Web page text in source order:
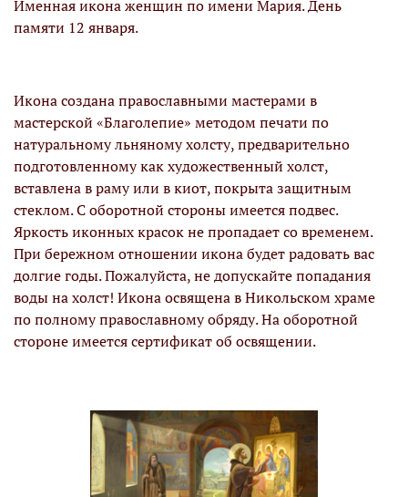
Именная икона женщин по имени Мария. День
памяти 12 января.
Икона создана православными мастерами в
мастерской «Благолепие» методом печати по
натуральному льняному холсту, предварительно
подготовленному как художественный холст,
вставлена в раму или в киот, покрыта защитным
стеклом. С оборотной стороны имеется подвес.
Яркость иконных красок не пропадает со временем.
При бережном отношении икона будет радовать вас
долгие годы. Пожалуйста, не допускайте попадания
воды на холст! Икона освящена в Никольском храме
по полному православному обряду. На оборотной
стороне имеется сертификат об освящении.